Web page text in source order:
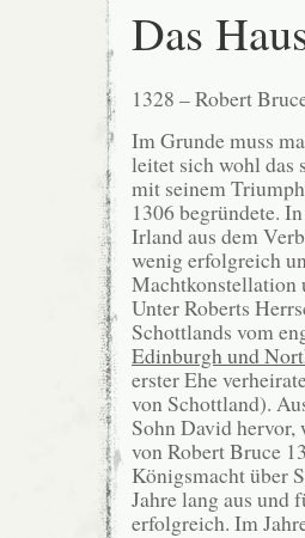
Das
1328 – Robert
Im Grunde muss
leitet sich wohl das
mit seinem
1306 begründete.
Irland aus dem
wenig erfolgreich
Machtkonstellation
Unter Roberts
Schottlands vom
Edinburgh und
erster Ehe
von Schottland).
Sohn David hervor,
von Robert Bruce
Königsmacht über
Jahre lang aus und
erfolgreich. Im